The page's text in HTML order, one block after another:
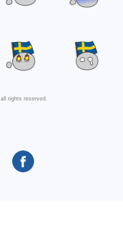
rights reserved.